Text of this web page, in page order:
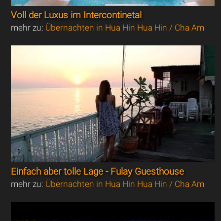
Voll der Luxus im Intercontinetal
mehr zu: Übernachten in Hua Hin Hua Hin / Cha Am
Einfach aber tolle Lage - Fulay Guesthouse
mehr zu: Übernachten in Hua Hin Hua Hin / Cha Am